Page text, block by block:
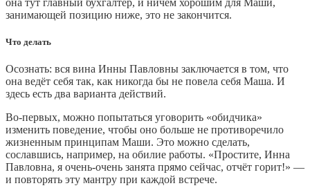
занимающей позицию ниже, это не закончится.
Что делать
Осознать: вся вина Инны Павловны заключается в том, что
она ведёт себя так, как никогда бы не повела себя Маша. И
здесь есть два варианта действий.
Во-первых, можно попытаться уговорить «обидчика»
изменить поведение, чтобы оно больше не противоречило
жизненным принципам Маши. Это можно сделать,
сославшись, например, на обилие работы. «Простите, Инна
Павловна, я очень-очень занята прямо сейчас, отчёт горит!» —
и повторять эту мантру при каждой встрече.